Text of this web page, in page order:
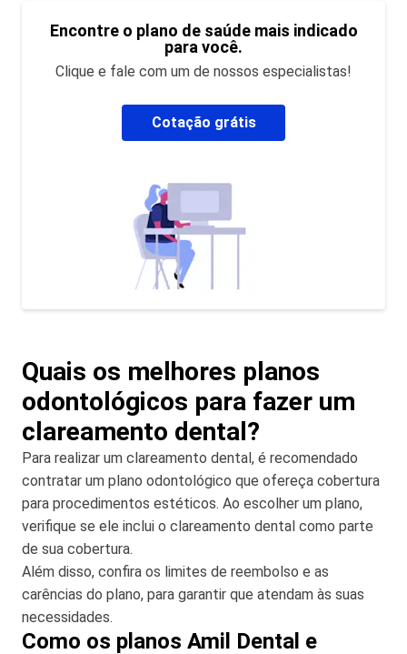
Encontre o plano de saúde mais indicado
para você.
Clique e fale com um de nossos especialistas!
Cotação grátis
Quais os melhores planos
odontológicos para fazer um
clareamento dental?
Para realizar um clareamento dental, é recomendado
contratar um plano odontológico que ofereça cobertura
para procedimentos estéticos. Ao escolher um plano,
verifique se ele inclui o clareamento dental como parte
de sua cobertura.
Além disso, confira os limites de reembolso e as
carências do plano, para garantir que atendam às suas
necessidades.
Como os planos Amil Dental e